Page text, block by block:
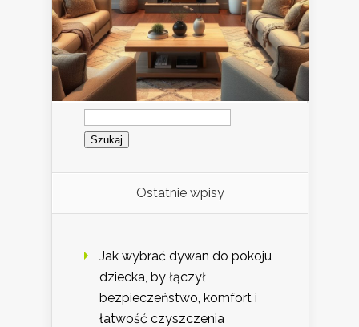
Szukaj:
Ostatnie wpisy
Jak wybrać dywan do pokoju
dziecka, by łączył
bezpieczeństwo, komfort i
łatwość czyszczenia